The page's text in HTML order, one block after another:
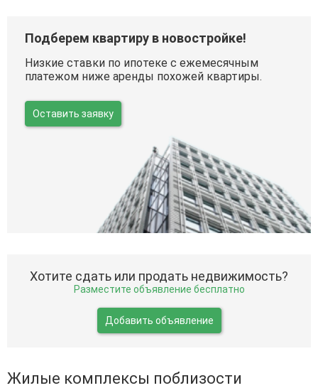
Подберем квартиру в новостройке!
Низкие ставки по ипотеке с ежемесячным
платежом ниже аренды похожей квартиры.
Оставить заявку
Хотите сдать или продать недвижимость?
Разместите объявление бесплатно
Добавить объявление
Жилые комплексы поблизости